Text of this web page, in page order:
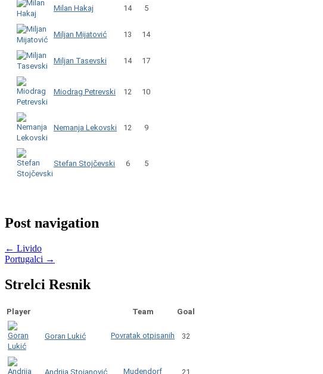
Milan Hakaj 14 5
Miljan Mijatović 13 14
Miljan Tasevski 14 17
Miodrag Petrevski 12 10
Nemanja Lekovski 12 9
Stefan Stojčevski 6 5
Post navigation
← Livido
Portugalci →
Strelci Resnik
Player Team Goal
Goran Lukić Povratak otpisanih 32
Andrija Stojanović Mudendorf 21